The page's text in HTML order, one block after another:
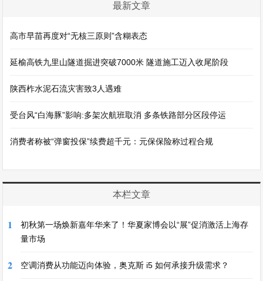
最新文章
高市早苗再度对“无核三原则”含糊表态
延榆高铁九里山隧道掘进突破7000米 隧道施工迈入收尾阶段
陕西柞水泥石流灾害致3人遇难
受台风“白海豚”影响:多架次航班取消 多条铁路部分区段停运
消费者称被“弹窗投保”续费超千元：元保保险称过程合规
本栏文章
1
初秋第一场焕新嘉年华来了！华夏家博会以“展”促消激活上海存
量市场
2 空调消费从功能迈向体验，奥克斯 i5 如何承接升级需求？